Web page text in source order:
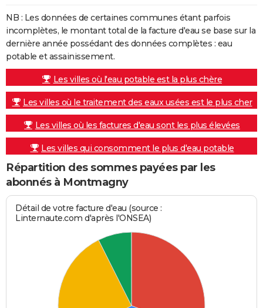
NB : Les données de certaines communes étant parfois
incomplètes, le montant total de la facture d'eau se base sur la
dernière année possédant des données complètes : eau
potable et assainissement.
Les villes où l'eau potable est la plus chère
Les villes où le traitement des eaux usées est le plus cher
Les villes où les factures d'eau sont les plus élevées
Les villes qui consomment le plus d'eau potable
Répartition des sommes payées par les
abonnés à Montmagny
Détail de votre facture d'eau (source :
Linternaute.com d'après l'ONSEA)